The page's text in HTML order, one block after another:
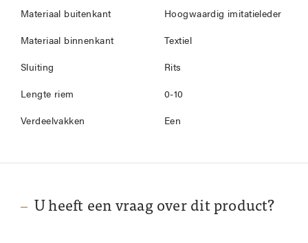
Materiaal buitenkant Hoogwaardig imitatieleder
Materiaal binnenkant Textiel
Sluiting Rits
Lengte riem 0-10
Verdeelvakken Een
U heeft een vraag over dit product?